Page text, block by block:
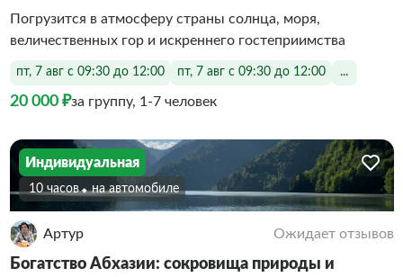
Погрузится в атмосферу страны солнца, моря,
величественных гор и искреннего гостеприимства
пт, 7 авг с 09:30 до 12:00 пт, 7 авг с 09:30 до 12:00 ...
20 000 ₽за группу, 1-7 человек
Индивидуальная
10 часов На автомобиле
Артур Ожидает отзывов
Богатство Абхазии: сокровища природы и